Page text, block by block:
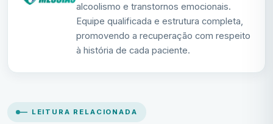
alcoolismo e transtornos emocionais.
Equipe qualificada e estrutura completa,
promovendo a recuperação com respeito
à história de cada paciente.
— LEITURA RELACIONADA